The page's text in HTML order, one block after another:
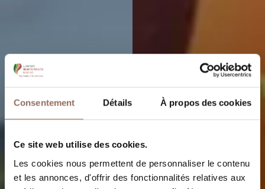
Consentement Détails À propos des cookies
Ce site web utilise des cookies.
Les cookies nous permettent de personnaliser le contenu
et les annonces, d'offrir des fonctionnalités relatives aux